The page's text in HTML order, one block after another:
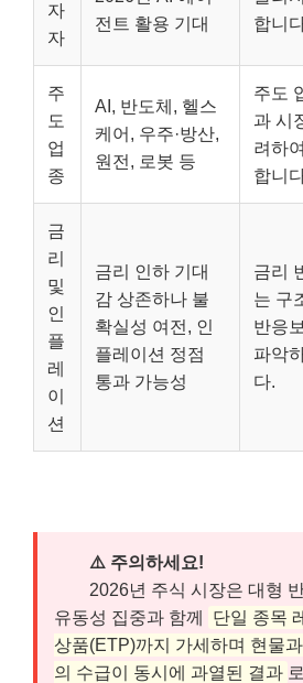
자
자
전트 활용 기대
합니
주
도
업
종
AI, 반도체, 헬스
케어, 우주·방산,
원전, 로봇 등
주도
과 시
려하
합니
금
리
및
인
플
레
이
션
금리 인하 기대
감 상존하나 불
확실성 여전, 인
플레이션 정점
통과 가능성
금리
는 구
반응
파악
다.
⚠️ 주의하세요!
2026년 주식 시장은 대형 반
유동성 집중과 함께
단일 종목
상품(ETP)까지 가세하며 현물
의 수급이 동시에 과열된 결과